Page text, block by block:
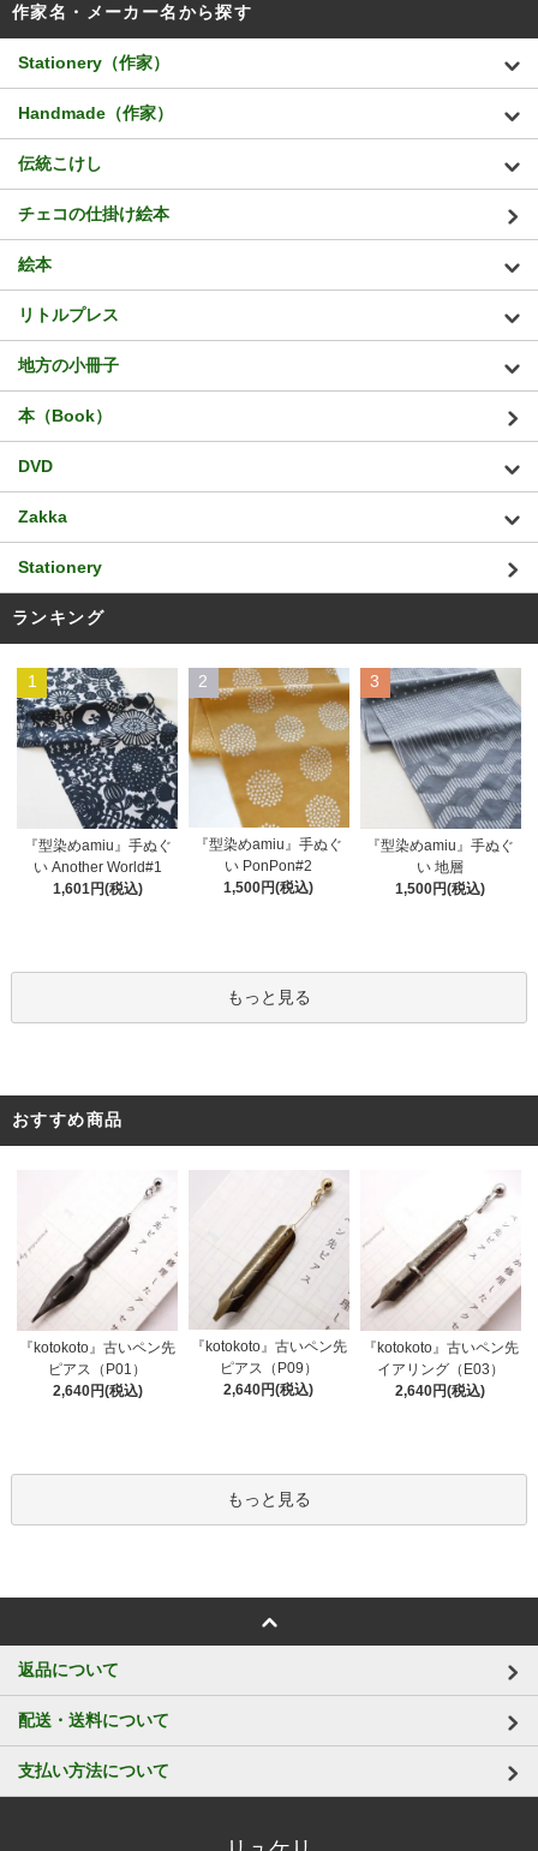
作家名・メーカー名から探す
Stationery（作家）
Handmade（作家）
伝統こけし
チェコの仕掛け絵本
絵本
リトルプレス
地方の小冊子
本（Book）
DVD
Zakka
Stationery
ランキング
1
『型染めamiu』手ぬぐ
い Another World#1
1,601円(税込)
2
『型染めamiu』手ぬぐ
い PonPon#2
1,500円(税込)
3
『型染めamiu』手ぬぐ
い 地層
1,500円(税込)
もっと見る
おすすめ商品
『kotokoto』古いペン先
ピアス（P01）
2,640円(税込)
『kotokoto』古いペン先
ピアス（P09）
2,640円(税込)
『kotokoto』古いペン先
イアリング（E03）
2,640円(税込)
もっと見る
返品について
配送・送料について
支払い方法について